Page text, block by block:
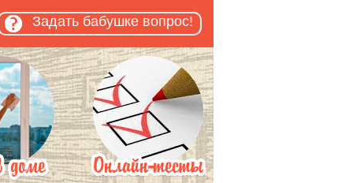
Задать бабушке вопрос!